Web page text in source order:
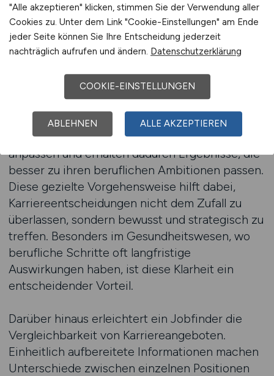
passenden Kriterien ermöglicht. Gerade bei
langfristigen Karriereentscheidungen ist diese
Form der Orientierung von besonderer
Bedeutung.
Ein strukturierter Suchprozess erlaubt es, den
Fokus auf bestimmte Tätigkeitsfelder,
Verantwortungsstufen oder Regionen zu legen.
Arbeitnehmer können ihre Suche individuell
anpassen und erhalten dadurch Ergebnisse, die
besser zu ihren beruflichen Ambitionen passen.
Diese gezielte Vorgehensweise hilft dabei,
Karriereentscheidungen nicht dem Zufall zu
überlassen, sondern bewusst und strategisch zu
treffen. Besonders im Gesundheitswesen, wo
berufliche Schritte oft langfristige
Auswirkungen haben, ist diese Klarheit ein
entscheidender Vorteil.
Darüber hinaus erleichtert ein Jobfinder die
Vergleichbarkeit von Karriereangeboten.
Einheitlich aufbereitete Informationen machen
Unterschiede zwischen einzelnen Positionen
"Alle akzeptieren" klicken, stimmen Sie der Verwendung aller
Cookies zu. Unter dem Link "Cookie-Einstellungen" am Ende
jeder Seite können Sie Ihre Entscheidung jederzeit
nachträglich aufrufen und ändern. Datenschutzerklärung
COOKIE-EINSTELLUNGEN
ABLEHNEN ALLE AKZEPTIEREN